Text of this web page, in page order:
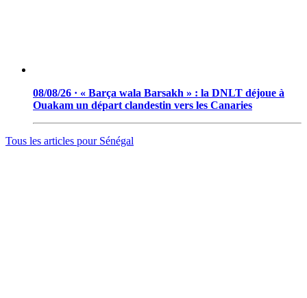
08/08/26 · « Barça wala Barsakh » : la DNLT déjoue à
Ouakam un départ clandestin vers les Canaries
Tous les articles pour Sénégal